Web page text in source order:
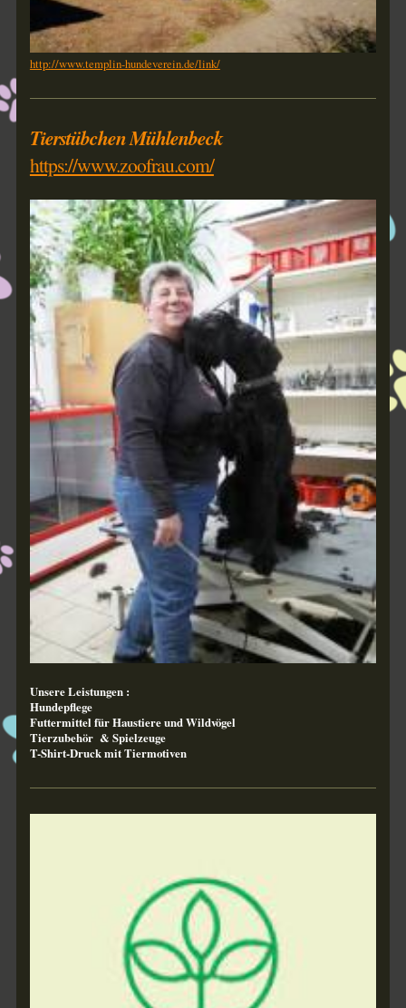
http://www.templin-hundeverein.de/link/
Tierstübchen Mühlenbeck
https://www.zoofrau.com/
Unsere Leistungen :
Hundepflege
Futtermittel für Haustiere und Wildvögel
Tierzubehör & Spielzeuge
T-Shirt-Druck mit Tiermotiven